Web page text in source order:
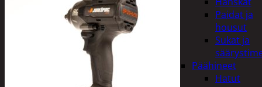
Paidat ja
housut
Sukat ja
Päähineet
Hatut